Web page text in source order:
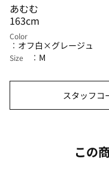
あむむ
163cm
Color
オフ白×グレージュ
Size M
スタッフコ
この